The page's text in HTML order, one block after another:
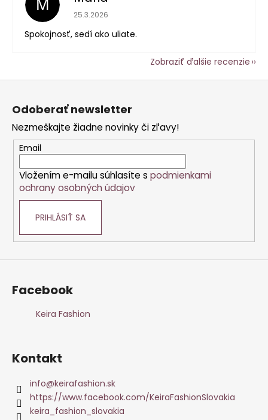
M Hodnotenie obchodu je 5 z 5 hviezdičiek.
25.3.2026
Spokojnosť, sedí ako uliate.
Zobraziť ďalšie recenzie
Z
Odoberať newsletter
Nezmeškajte žiadne novinky či zľavy!
Email
Vložením e-mailu súhlasíte s podmienkami
ochrany osobných údajov
PRIHLÁSIŤ SA
Facebook
Keira Fashion
Kontakt
info@keirafashion.sk
https://www.facebook.com/KeiraFashionSlovakia
keira_fashion_slovakia